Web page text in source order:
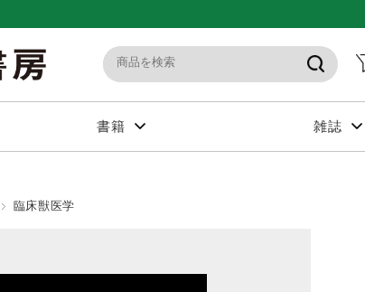
書籍 雑誌
臨床獣医学